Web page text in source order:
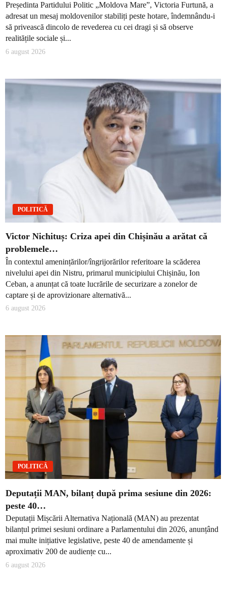
Președinta Partidului Politic „Moldova Mare”, Victoria Furtună, a
adresat un mesaj moldovenilor stabiliți peste hotare, îndemnându-i
să privească dincolo de revederea cu cei dragi și să observe
realitățile sociale și...
6 august 2026
POLITICĂ
Victor Nichituș: Criza apei din Chișinău a arătat că
problemele…
În contextul amenințărilor/îngrijorărilor referitoare la scăderea
nivelului apei din Nistru, primarul municipiului Chișinău, Ion
Ceban, a anunțat că toate lucrările de securizare a zonelor de
captare și de aprovizionare alternativă...
6 august 2026
POLITICĂ
Deputații MAN, bilanț după prima sesiune din 2026:
peste 40…
Deputații Mișcării Alternativa Națională (MAN) au prezentat
bilanțul primei sesiuni ordinare a Parlamentului din 2026, anunțând
mai multe inițiative legislative, peste 40 de amendamente și
aproximativ 200 de audiențe cu...
6 august 2026